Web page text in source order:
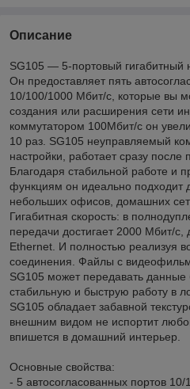
Описание
SG105 — 5-портовый гигабитный
Он предоставляет пять
10/100/1000 Мбит/с, которые вы
создания или расширения сети
коммутатором 100Mбит/с он
10 раз. SG105 неуправляемый
настройки, работает сразу после
Благодаря стабильной работе и
функциям он идеально подходит
небольших офисов, домашних
Гигабитная скорость: в
передачи достигает 2000 Мбит/
Ethernet. И полностью реализуя
соединения. Файлы с
SG105 может передавать данные
стабильную и быструю работу в
SG105 обладает забавной
внешним видом не испортит
впишется в домашний интерьер.
Основные свойства:
- 5 автосогласованных портов